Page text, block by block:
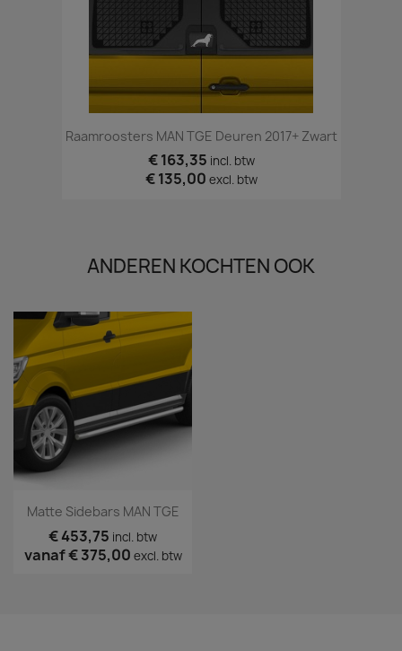
Raamroosters MAN TGE Deuren 2017+ Zwart
€ 163,35 incl. btw
€ 135,00 excl. btw
ANDEREN KOCHTEN OOK
Matte Sidebars MAN TGE
€ 453,75 incl. btw
vanaf€ 375,00 excl. btw